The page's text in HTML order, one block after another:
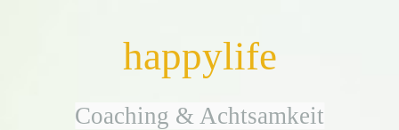
happylife
Coaching & Achtsamkeit